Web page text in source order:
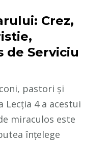
Crez,
de Serviciu
pastori și
Lecția 4 a acestui
miraculos este
înțelege